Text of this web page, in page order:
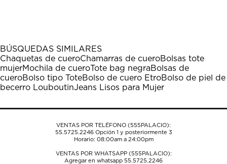
1
estrella
Esta
acción
abrirá
el
de
estrellas.
Esta
acción
abrirá
el
de
estrellas.
Esta
acción
abrirá
el
de
estrellas.
Esta
acción
abrirá
el
de
estrellas.
Esta
acción
abrirá
el
de
BÚSQUEDAS SIMILARES
Chaquetas de cueroChamarras de cueroBolsas tote
mujerMochila de cueroTote bag negraBolsas de
cueroBolso tipo ToteBolso de cuero EtroBolso de piel de
becerro LouboutinJeans Lisos para Mujer
VENTAS POR TELÉFONO (555PALACIO):
55.5725.2246Opción 1 y posteriormente 3
Horario: 08:00am a 24:00pm
VENTAS POR WHATSAPP (555PALACIO):
Agregar en whatsapp 55.5725.2246